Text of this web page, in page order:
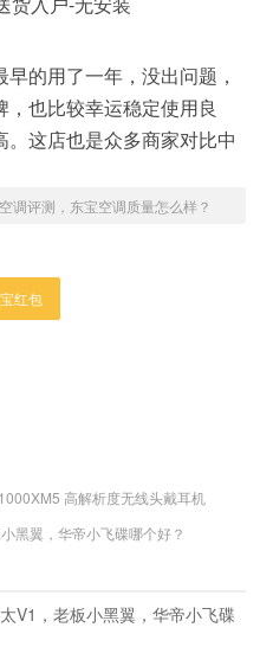
的用了一年，没出问题，
也比较幸运稳定使用良
这店也是众多商家对比中
调评测，东宝空调质量怎么样？
红包
高解析度无线头戴耳机
黑翼，华帝小飞碟哪个好？
V1，老板小黑翼，华帝小飞碟